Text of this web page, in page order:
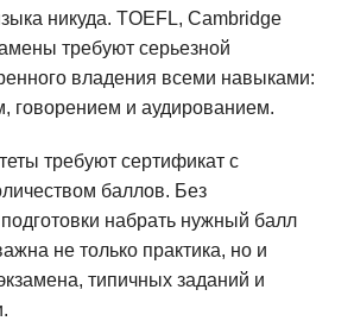
никуда. TOEFL, Cambridge
требуют серьезной
владения всеми навыками:
говорением и аудированием.
требуют сертификат с
баллов. Без
набрать нужный балл
не только практика, но и
типичных заданий и